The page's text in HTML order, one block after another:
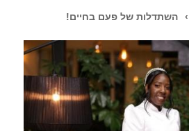
› השתדלות של פעם בחיים!